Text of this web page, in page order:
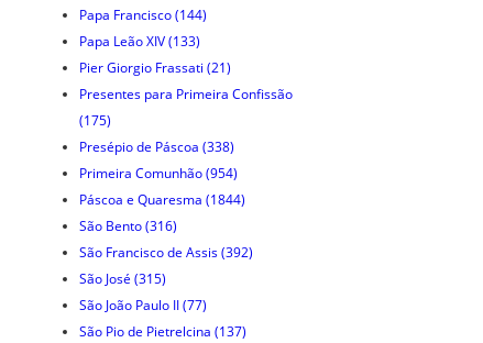
Papa Francisco(144)
Papa Leão XIV(133)
Pier Giorgio Frassati (21)
Presentes para Primeira Confissão
(175)
Presépio de Páscoa (338)
Primeira Comunhão(954)
Páscoa e Quaresma (1844)
São Bento(316)
São Francisco de Assis(392)
São José (315)
São João Paulo II(77)
São Pio de Pietrelcina (137)